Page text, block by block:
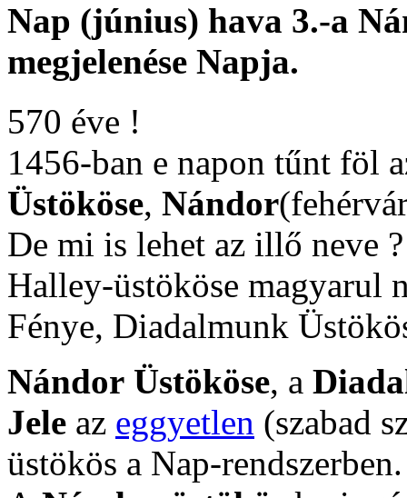
Nap (június) hava 3.-a
megjelenése Napja.
570 éve !
1456-ban e napon tűnt föl
Üstököse, Nándor
De mi is lehet az illő neve
Halley-üstököse magyarul
Fénye, Diadalmunk
Nándor Üstököse, a
Jele az eggyetlen (szabad
üstökös a Nap-rendszerben.